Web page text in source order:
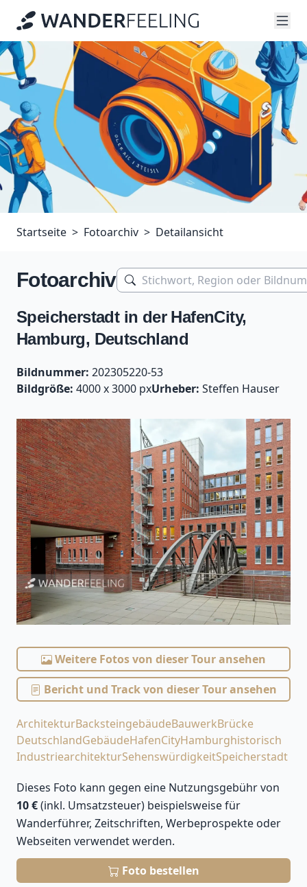
Startseite Fotoarchiv Detailansicht
Fotoarchiv
Speicherstadt in der HafenCity,
Hamburg, Deutschland
Bildnummer: 202305220-53
Bildgröße: 4000 x 3000 pxUrheber: Steffen Hauser
Weitere Fotos von dieser Tour ansehen
Bericht und Track von dieser Tour ansehen
ArchitekturBacksteingebäudeBauwerkBrücke
DeutschlandGebäudeHafenCityHamburghistorisch
IndustriearchitekturSehenswürdigkeitSpeicherstadt
Dieses Foto kann gegen eine Nutzungsgebühr von
10 €(inkl. Umsatzsteuer) beispielsweise für
Wanderführer, Zeitschriften, Werbeprospekte oder
Webseiten verwendet werden.
Foto bestellen